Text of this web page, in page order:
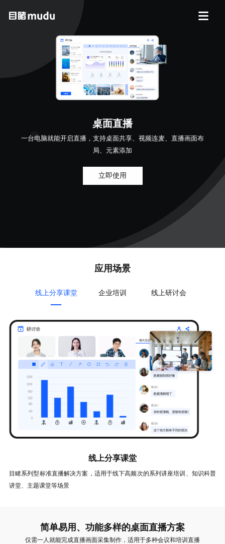
桌面直播
一台电脑就能开启直播，支持桌面共享、视频连麦、直播画面布
局、元素添加
立即使用
应用场景
线上分享课堂 企业培训 线上研讨会
线上分享课堂
目睹系列型标准直播解决方案，适用于线下高频次的系列讲座培训、知识科普
讲堂、主题课堂等场景
简单易用、功能多样的桌面直播方案
仅需一人就能完成直播画面采集制作，适用于多种会议和培训直播